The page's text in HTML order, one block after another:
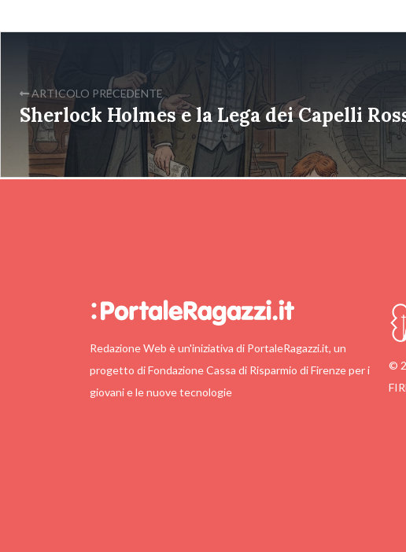
ARTICOLO PRECEDENTE
Sherlock Holmes e la Lega dei Capelli
Redazione Web è un'iniziativa di PortaleRagazzi.it, un
progetto di Fondazione Cassa di Risparmio di Firenze per i
giovani e le nuove tecnologie
©